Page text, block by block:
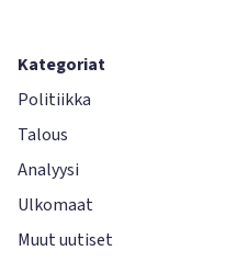
Kategoriat
Politiikka
Talous
Analyysi
Ulkomaat
Muut uutiset